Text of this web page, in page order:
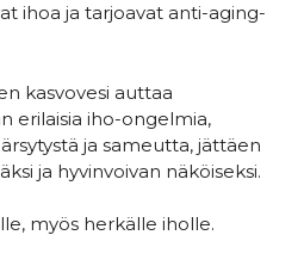
ihoa ja tarjoavat anti-aging-
kasvovesi auttaa
erilaisia iho-ongelmia,
ja sameutta, jättäen
ja hyvinvoivan näköiseksi.
myös herkälle iholle.